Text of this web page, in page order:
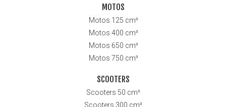
MOTOS
Motos 125 cm³
Motos 400 cm³
Motos 650 cm³
Motos 750 cm³
SCOOTERS
Scooters 50 cm³
Scooters 300 cm³